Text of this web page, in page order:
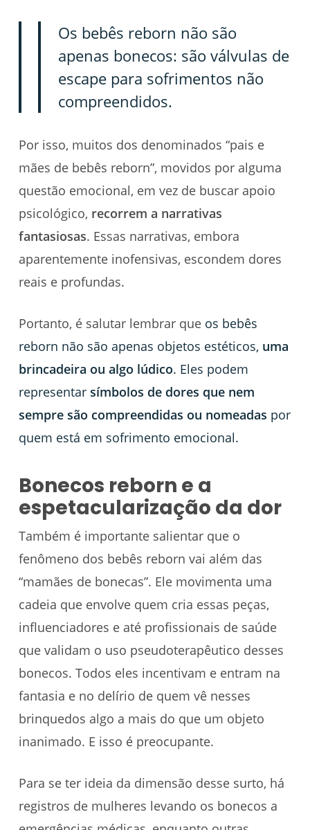
Os bebês reborn não são
apenas bonecos: são válvulas de
escape para sofrimentos não
compreendidos.
Por isso, muitos dos denominados “pais e
mães de bebês reborn”, movidos por alguma
questão emocional, em vez de buscar apoio
psicológico, recorrem a narrativas
fantasiosas. Essas narrativas, embora
aparentemente inofensivas, escondem dores
reais e profundas.
Portanto, é salutar lembrar que os bebês
reborn não são apenas objetos estéticos, uma
brincadeira ou algo lúdico. Eles podem
representar símbolos de dores que nem
sempre são compreendidas ou nomeadas por
quem está em sofrimento emocional.
Bonecos reborn e a
espetacularização da dor
Também é importante salientar que o
fenômeno dos bebês reborn vai além das
“mamães de bonecas”. Ele movimenta uma
cadeia que envolve quem cria essas peças,
influenciadores e até profissionais de saúde
que validam o uso pseudoterapêutico desses
bonecos. Todos eles incentivam e entram na
fantasia e no delírio de quem vê nesses
brinquedos algo a mais do que um objeto
inanimado. E isso é preocupante.
Para se ter ideia da dimensão desse surto, há
registros de mulheres levando os bonecos a